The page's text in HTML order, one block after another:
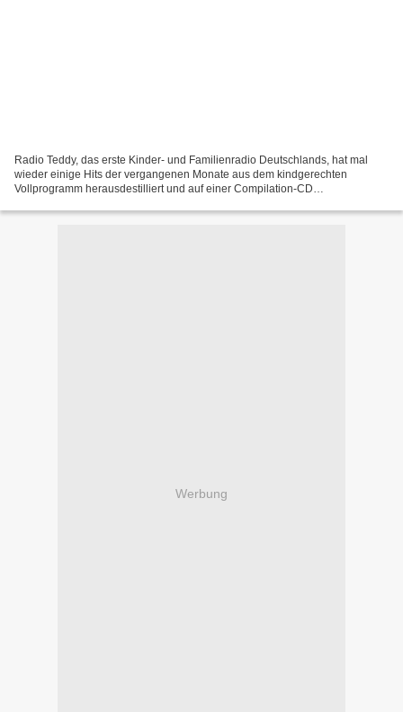
Radio Teddy, das erste Kinder- und Familienradio Deutschlands, hat mal
wieder einige Hits der vergangenen Monate aus dem kindgerechten
Vollprogramm herausdestilliert und auf einer Compilation-CD
Werbung